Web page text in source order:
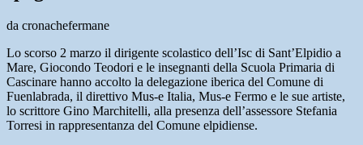
da cronachefermane
Lo scorso 2 marzo il dirigente scolastico dell’Isc di Sant’Elpidio a
Mare, Giocondo Teodori e le insegnanti della Scuola Primaria di
Cascinare hanno accolto la delegazione iberica del Comune di
Fuenlabrada, il direttivo Mus-e Italia, Mus-e Fermo e le sue artiste,
lo scrittore Gino Marchitelli, alla presenza dell’assessore Stefania
Torresi in rappresentanza del Comune elpidiense.